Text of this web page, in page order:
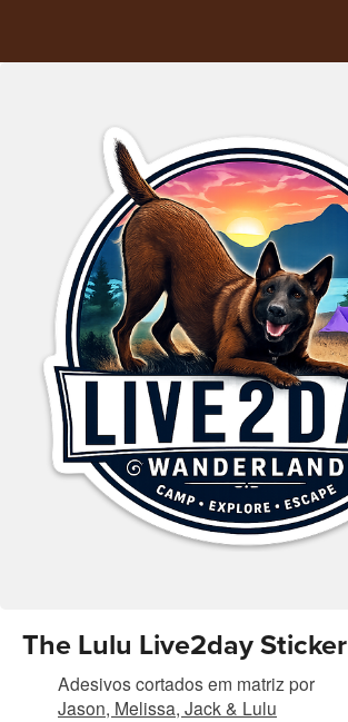
The Lulu Live2day Sticker
Adesivos cortados em matriz por
Jason, Melissa, Jack & Lulu